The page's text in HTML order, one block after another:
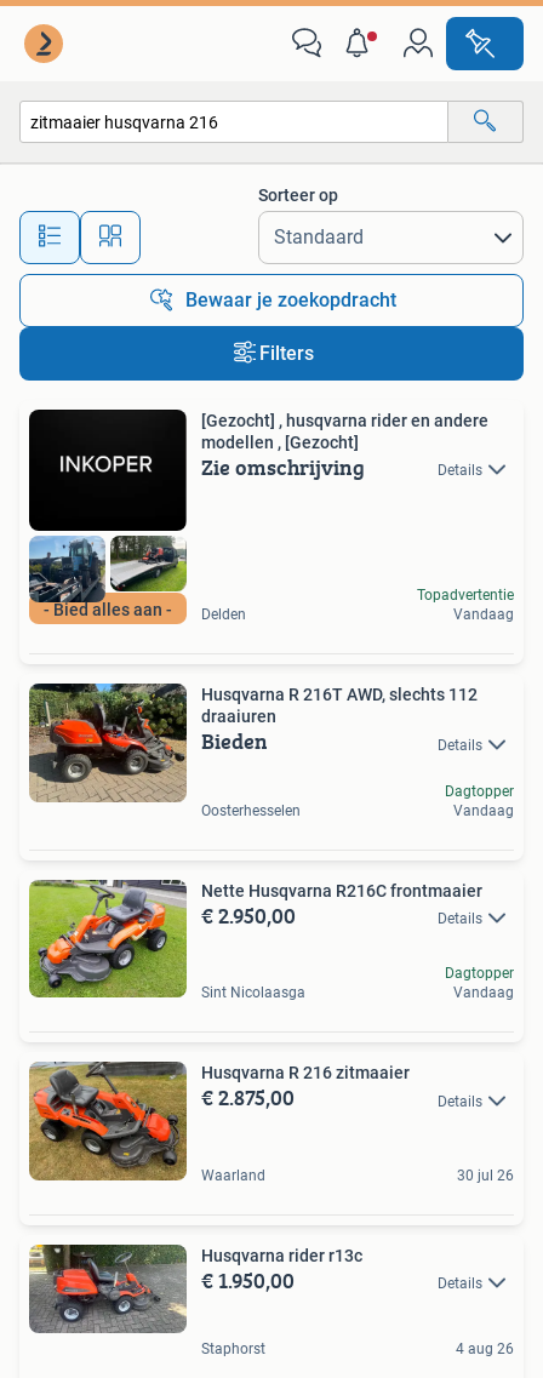
Alle afstanden…
Sorteer op
Bewaar je zoekopdracht
Filters
- Bied alles aan -
[Gezocht] , husqvarna rider en andere
modellen , [Gezocht]
Zie omschrijving Details
Delden
Topadvertentie
Vandaag
Husqvarna R 216T AWD, slechts 112
draaiuren
Bieden Details
Oosterhesselen
Dagtopper
Vandaag
Nette Husqvarna R216C frontmaaier
€ 2.950,00 Details
Sint Nicolaasga
Dagtopper
Vandaag
Husqvarna R 216 zitmaaier
€ 2.875,00 Details
Waarland 30 jul 26
Husqvarna rider r13c
€ 1.950,00 Details
Staphorst 4 aug 26